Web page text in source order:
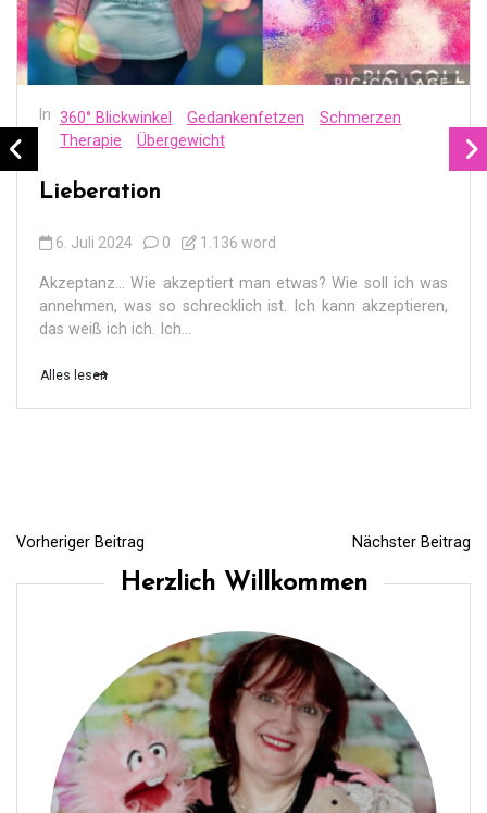
In 360° Blickwinkel Gedankenfetzen
Schmerzen
Therapie
Übergewicht
Lieberation
6. Juli 2024 0 1.136 word
Akzeptanz… Wie akzeptiert man etwas? Wie soll ich was
annehmen, was so schrecklich ist. Ich kann akzeptieren,
das weiß ich ich. Ich...
Alles lesen
B
e
Vorheriger Beitrag Nächster Beitrag
Herzlich Willkommen